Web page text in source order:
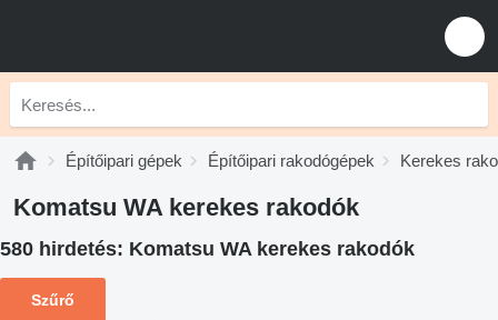
Építőipari gépek Építőipari rakodógépek Kerekes
Komatsu WA kerekes rakodók
580 hirdetés: Komatsu WA kerekes rakodók
Szűrő